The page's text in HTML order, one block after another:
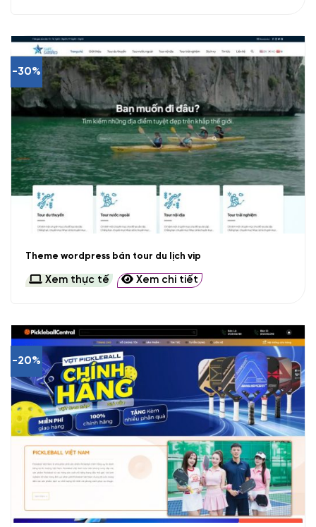
-30%
Theme wordpress bán tour du lịch vip
Xem thực tế Xem chi tiết
-20%